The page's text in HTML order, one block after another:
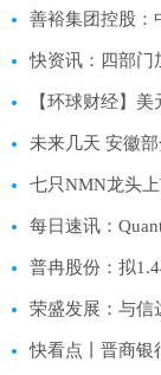
善裕集团控股：
快资讯：四部门
【环球财经】
未来几天 安徽
七只NMN龙头
荣盛发展：与信